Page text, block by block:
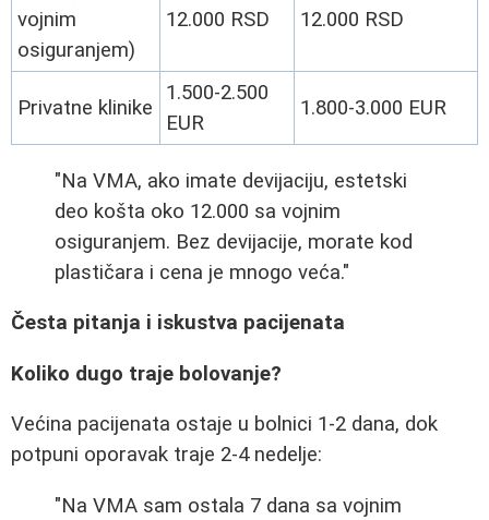
vojnim
osiguranjem)
12.000 RSD 12.000 RSD
Privatne klinike
1.500-2.500
EUR
1.800-3.000 EUR
"Na VMA, ako imate devijaciju, estetski
deo košta oko 12.000 sa vojnim
osiguranjem. Bez devijacije, morate kod
plastičara i cena je mnogo veća."
Česta pitanja i iskustva pacijenata
Koliko dugo traje bolovanje?
Većina pacijenata ostaje u bolnici 1-2 dana, dok
potpuni oporavak traje 2-4 nedelje:
"Na VMA sam ostala 7 dana sa vojnim